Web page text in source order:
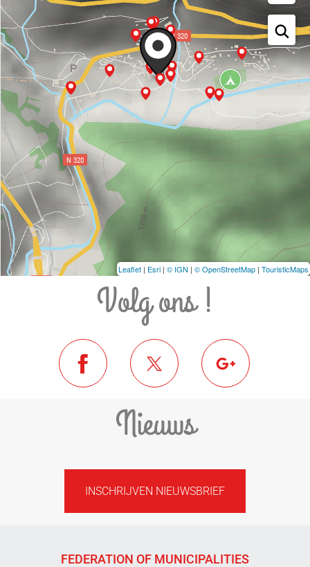
Leaflet | Esri | © IGN | © OpenStreetMap | TouristicMaps
Volg ons !
Nieuws
INSCHRIJVEN NIEUWSBRIEF
FEDERATION OF MUNICIPALITIES